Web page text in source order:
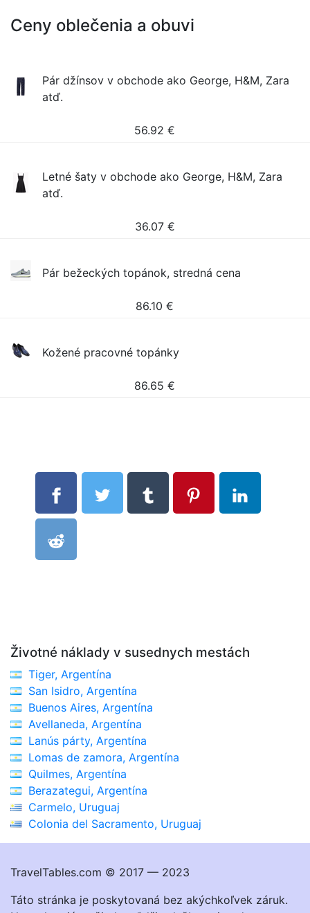
Ceny oblečenia a obuvi
Pár džínsov v obchode ako George, H&M, Zara
atď.
56.92 €
Letné šaty v obchode ako George, H&M, Zara
atď.
36.07 €
Pár bežeckých topánok, stredná cena
86.10 €
Kožené pracovné topánky
86.65 €
Životné náklady v susednych mestách
Tiger, Argentína
San Isidro, Argentína
Buenos Aires, Argentína
Avellaneda, Argentína
Lanús párty, Argentína
Lomas de zamora, Argentína
Quilmes, Argentína
Berazategui, Argentína
Carmelo, Uruguaj
Colonia del Sacramento, Uruguaj
TravelTables.com © 2017 — 2023
Táto stránka je poskytovaná bez akýchkoľvek záruk.